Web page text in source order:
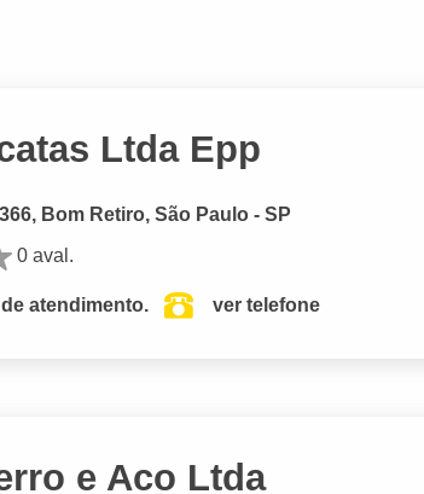
Ltda Epp
Bom Retiro, São Paulo - SP
0 aval.
atendimento. ver telefone
e Aco Ltda